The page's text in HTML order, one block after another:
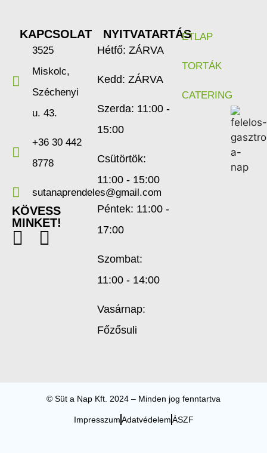
KAPCSOLAT
3525
Miskolc,
Széchenyi
u. 43.
+36 30 442
8778
sutanaprendeles@gmail.com
KÖVESS
MINKET!
NYITVATARTÁS
Hétfő: ZÁRVA
Kedd: ZÁRVA
Szerda: 11:00 -
15:00
Csütörtök:
11:00 - 15:00
Péntek: 11:00 -
17:00
Szombat:
11:00 - 14:00
Vasárnap:
Főzősuli
ÉTLAP
TORTÁK
CATERING
© Süt a Nap Kft. 2024 – Minden jog fenntartva
ImpresszumAdatvédelemÁSZF